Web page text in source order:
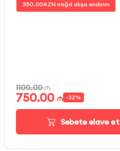
350.00AZN nağd alışa endirim
1100.00
750.00 -32%
Səbətə əlavə et